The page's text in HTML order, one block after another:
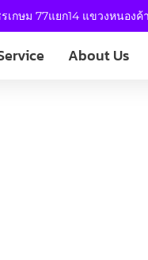
ชรเกษม 77แยก14 แขวงหนอ
About Us